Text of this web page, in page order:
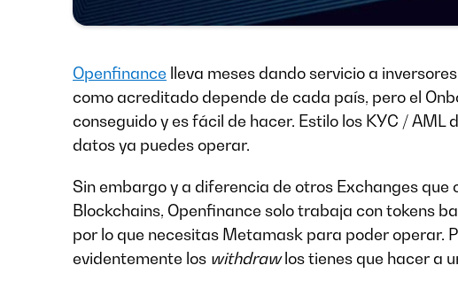
Openfinance lleva meses dando servicio a
como acreditado depende de cada país, pero el
conseguido y es fácil de hacer. Estilo los KYC / AML
datos ya puedes operar.
Sin embargo y a diferencia de otros Exchanges
Blockchains, Openfinance solo trabaja con tokens
por lo que necesitas Metamask para poder operar.
evidentemente los withdrawlos tienes que hacer a